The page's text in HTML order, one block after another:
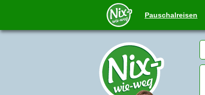
Pauschalreisen